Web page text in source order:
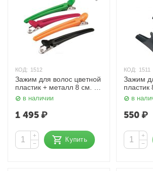
КОД: 1512
Зажим для волос цветной
пластик + металл 8 см. 12
шт./уп. CL-2403 Dewal
в наличии
1 495₽
+
−
Купить
КОД: 1511
Зажим
пластик
CL-2202
в
550₽
+
−